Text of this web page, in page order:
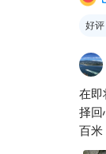
华
好评
在即
择回
百米